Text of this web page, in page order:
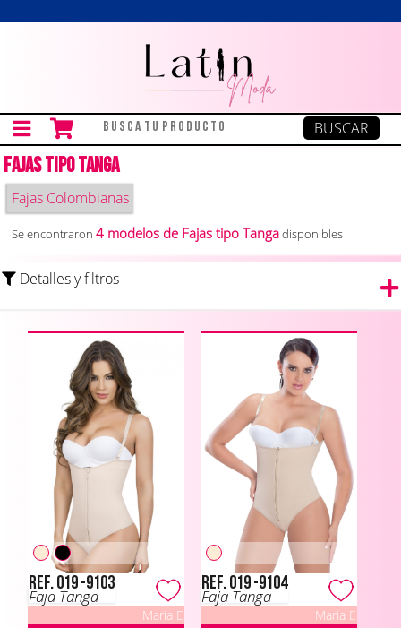
Fajas tipo Tanga
Fajas Colombianas
Se encontraron4 modelos de Fajas tipo Tangadisponibles
Detalles y filtros
Ref. 019 -9103
Faja Tanga
Maria E
Ref. 019 -9104
Faja Tanga
Maria E